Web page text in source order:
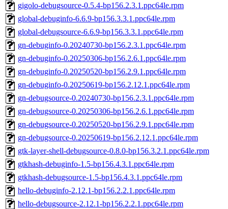
gigolo-debugsource-0.5.4-bp156.2.3.1.ppc64le.rpm
global-debuginfo-6.6.9-bp156.3.3.1.ppc64le.rpm
global-debugsource-6.6.9-bp156.3.3.1.ppc64le.rpm
gn-debuginfo-0.20240730-bp156.2.3.1.ppc64le.rpm
gn-debuginfo-0.20250306-bp156.2.6.1.ppc64le.rpm
gn-debuginfo-0.20250520-bp156.2.9.1.ppc64le.rpm
gn-debuginfo-0.20250619-bp156.2.12.1.ppc64le.rpm
gn-debugsource-0.20240730-bp156.2.3.1.ppc64le.rpm
gn-debugsource-0.20250306-bp156.2.6.1.ppc64le.rpm
gn-debugsource-0.20250520-bp156.2.9.1.ppc64le.rpm
gn-debugsource-0.20250619-bp156.2.12.1.ppc64le.rpm
gtk-layer-shell-debugsource-0.8.0-bp156.3.2.1.ppc64le.rpm
gtkhash-debuginfo-1.5-bp156.4.3.1.ppc64le.rpm
gtkhash-debugsource-1.5-bp156.4.3.1.ppc64le.rpm
hello-debuginfo-2.12.1-bp156.2.2.1.ppc64le.rpm
hello-debugsource-2.12.1-bp156.2.2.1.ppc64le.rpm